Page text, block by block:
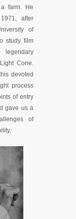
farm. He
after
of
study film
Cone.
devoted
process
of entry
gave us a
of